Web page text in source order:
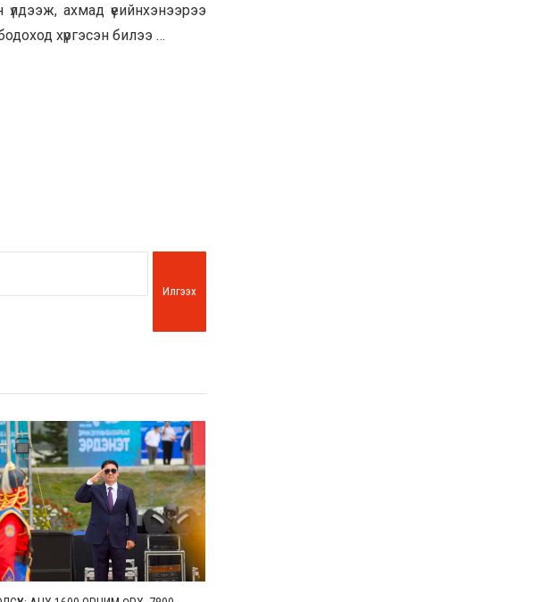
үлдээж, ахмад үеийнхэнээрээ
бодоход хүргэсэн билээ …
Илгээх